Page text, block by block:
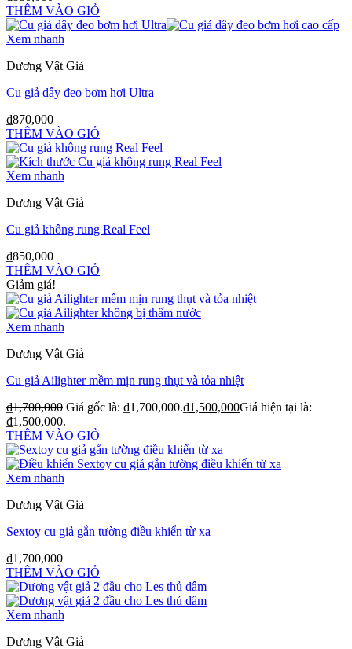
THÊM VÀO GIỎ
Xem nhanh
Dương Vật Giả
Cu giả dây đeo bơm hơi Ultra
₫870,000
THÊM VÀO GIỎ
Xem nhanh
Dương Vật Giả
Cu giả không rung Real Feel
₫850,000
THÊM VÀO GIỎ
Giảm giá!
Xem nhanh
Dương Vật Giả
Cu giả Ailighter mềm mịn rung thụt và tỏa nhiệt
₫1,700,000 Giá gốc là: ₫1,700,000.₫1,500,000Giá hiện tại là:
₫1,500,000.
THÊM VÀO GIỎ
Xem nhanh
Dương Vật Giả
Sextoy cu giả gắn tường điều khiển từ xa
₫1,700,000
THÊM VÀO GIỎ
Xem nhanh
Dương Vật Giả